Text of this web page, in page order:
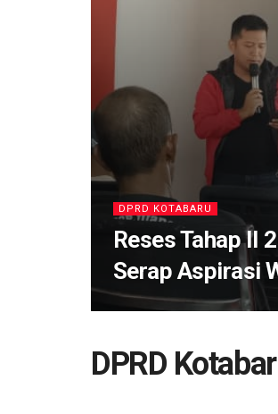
DPRD KOTABARU
Reses Tahap II
Serap Aspirasi
DPRD